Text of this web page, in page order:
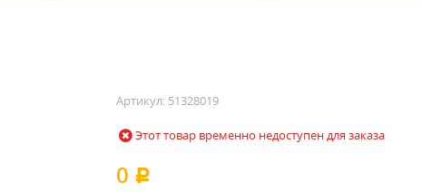
Артикул: 51328019
Этот товар временно недоступен для заказа
0 Р